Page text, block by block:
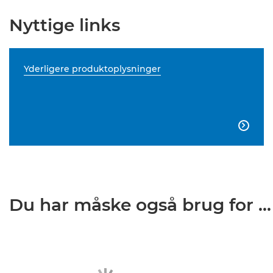
Nyttige links
Yderligere produktoplysninger

Du har måske også brug for ...